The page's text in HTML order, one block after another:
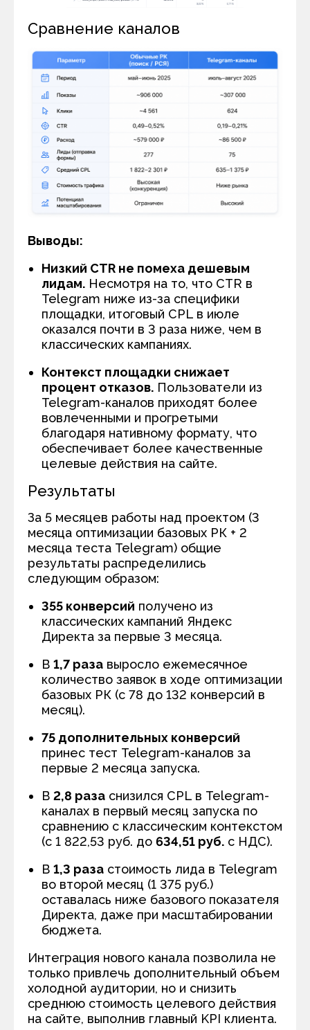
Сравнение каналов
Выводы:
Низкий CTR не помеха дешевым
лидам. Несмотря на то, что CTR в
Telegram ниже из-за специфики
площадки, итоговый CPL в июле
оказался почти в 3 раза ниже, чем в
классических кампаниях.
Контекст площадки снижает
процент отказов. Пользователи из
Telegram-каналов приходят более
вовлеченными и прогретыми
благодаря нативному формату, что
обеспечивает более качественные
целевые действия на сайте.
Результаты
За 5 месяцев работы над проектом (3
месяца оптимизации базовых РК + 2
месяца теста Telegram) общие
результаты распределились
следующим образом:
355 конверсий получено из
классических кампаний Яндекс
Директа за первые 3 месяца.
В 1,7 раза выросло ежемесячное
количество заявок в ходе оптимизации
базовых РК (с 78 до 132 конверсий в
месяц).
75 дополнительных конверсий
принес тест Telegram-каналов за
первые 2 месяца запуска.
В 2,8 раза снизился CPL в Telegram-
каналах в первый месяц запуска по
сравнению с классическим контекстом
(с 1 822,53 руб. до 634,51 руб. с НДС).
В 1,3 раза стоимость лида в Telegram
во второй месяц (1 375 руб.)
оставалась ниже базового показателя
Директа, даже при масштабировании
бюджета.
Интеграция нового канала позволила не
только привлечь дополнительный объем
холодной аудитории, но и снизить
среднюю стоимость целевого действия
на сайте, выполнив главный KPI клиента.